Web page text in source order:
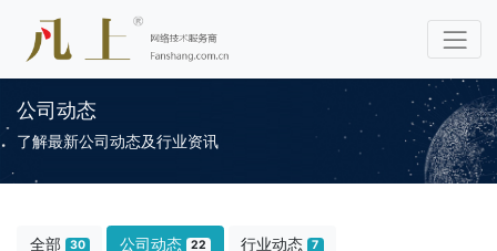
公司动态
了解最新公司动态及行业资讯
全部 30 公司动态 22 行业动态 7